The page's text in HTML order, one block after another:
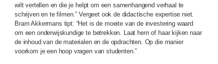
wilt vertellen en die je helpt om een samenhangend verhaal te
schrijven en te filmen.” Vergeet ook de didactische expertise niet.
Bram Akkermans tipt: “Het is de moeite van de investering waard
om een onderwijskundige te betrekken. Laat hem of haar kijken naar
de inhoud van de materialen en de opdrachten. Op die manier
voorkom je een hoop vragen van studenten.”